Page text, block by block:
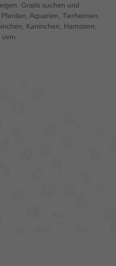
Gratis suchen und
Aquarien, Tierheimen,
Kaninchen, Hamstern,